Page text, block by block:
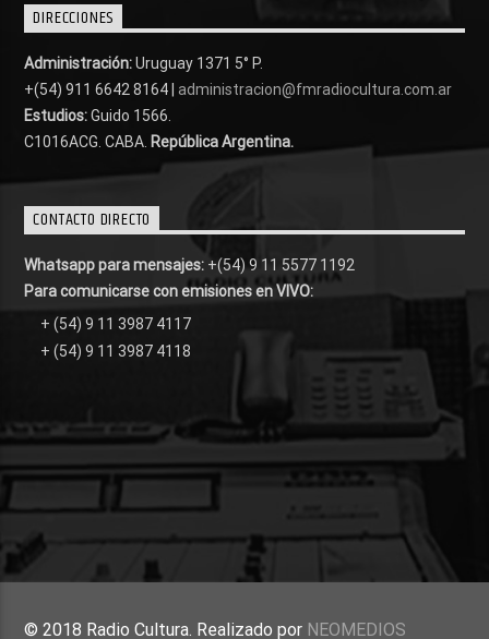
DIRECCIONES
Administración:Uruguay 1371 5° P.
+(54) 911 6642 8164 | administracion@fmradiocultura.com.ar
Estudios:Guido 1566.
C1016ACG . CABA. República Argentina.
CONTACTO DIRECTO
Whatsapp para mensajes: +(54) 9 11 5577 1192
Para comunicarse con emisiones en VIVO:
+ (54) 9 11 3987 4117
+ (54) 9 11 3987 4118
© 2018 Radio Cultura. Realizado por NEOMEDIOS